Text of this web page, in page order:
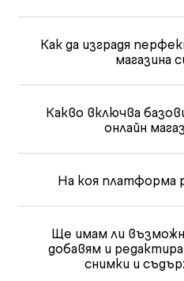
Как да изградя
магазина
Какво включва
онлайн
На коя платформа
Ще имам ли
добавям и
снимки и